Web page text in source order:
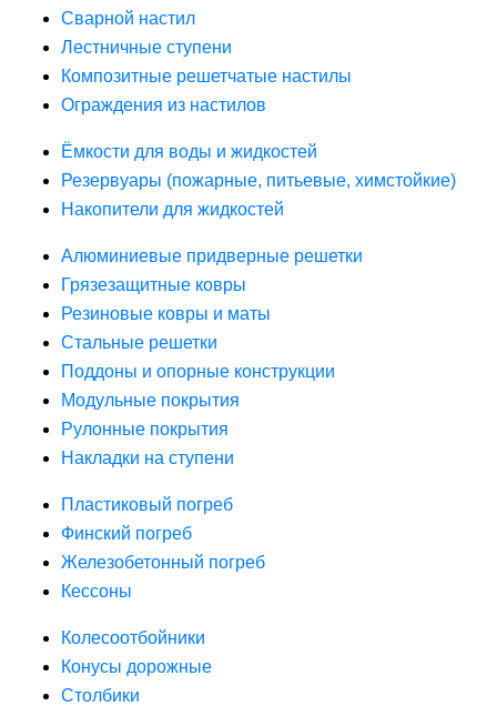
Сварной настил
Лестничные ступени
Композитные решетчатые настилы
Ограждения из настилов
Ёмкости для воды и жидкостей
Резервуары (пожарные, питьевые, химстойкие)
Накопители для жидкостей
Алюминиевые придверные решетки
Грязезащитные ковры
Резиновые ковры и маты
Стальные решетки
Поддоны и опорные конструкции
Модульные покрытия
Рулонные покрытия
Накладки на ступени
Пластиковый погреб
Финский погреб
Железобетонный погреб
Кессоны
Колесоотбойники
Конусы дорожные
Столбики